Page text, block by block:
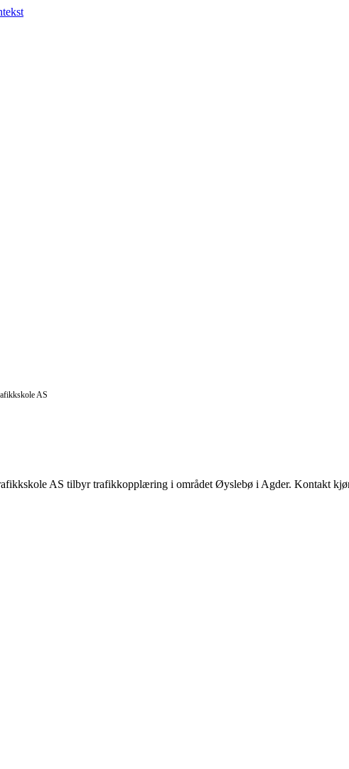
AS
AS tilbyr trafikkopplæring i området Øyslebø i Agder. Kontakt